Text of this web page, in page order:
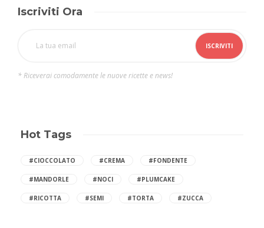
Iscriviti Ora
* Riceverai comodamente le nuove ricette e news!
Hot Tags
#CIOCCOLATO #CREMA #FONDENTE
#MANDORLE #NOCI #PLUMCAKE
#RICOTTA #SEMI #TORTA #ZUCCA